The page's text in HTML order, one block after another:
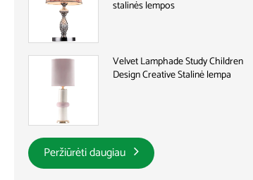
stalinės lempos
Velvet Lamphade Study Children
Design Creative Stalinė lempa
Peržiūrėti daugiau